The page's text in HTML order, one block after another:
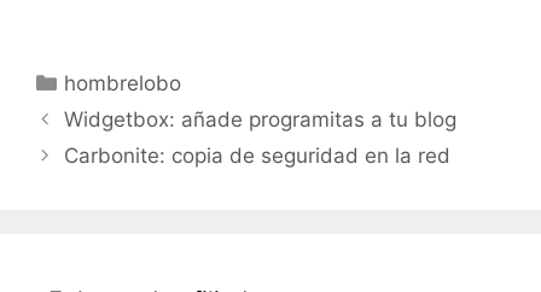
Categorías
hombrelobo
Widgetbox: añade programitas a tu blog
Carbonite: copia de seguridad en la red